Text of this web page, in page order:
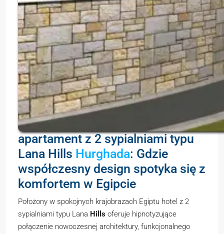
apartament z 2 sypialniami typu
Lana Hills Hurghada: Gdzie
współczesny design spotyka się z
komfortem w Egipcie
Położony w spokojnych krajobrazach Egiptu hotel z 2
sypialniami typu Lana Hills oferuje hipnotyzujące
połączenie nowoczesnej architektury, funkcjonalnego